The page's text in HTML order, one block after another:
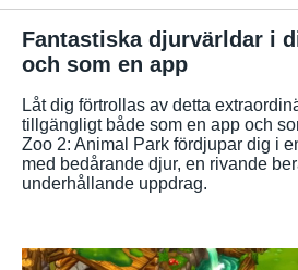
NYHETER
SPELINBLICK
FAQ
Fantastiska djurvärldar i
och som en app
Låt dig förtrollas av detta
tillgängligt både som en app och
Zoo 2: Animal Park fördjupar dig i
med bedårande djur, en rivande
underhållande uppdrag.